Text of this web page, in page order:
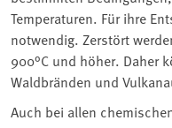
Temperaturen. Für ihre
notwendig. Zerstört
900°C und höher. Daher
Waldbränden und
Auch bei allen